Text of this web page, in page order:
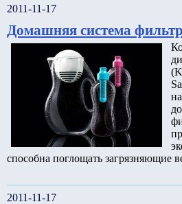
2011-11-17
Домашняя система
способна поглощать загрязняющие
2011-11-17